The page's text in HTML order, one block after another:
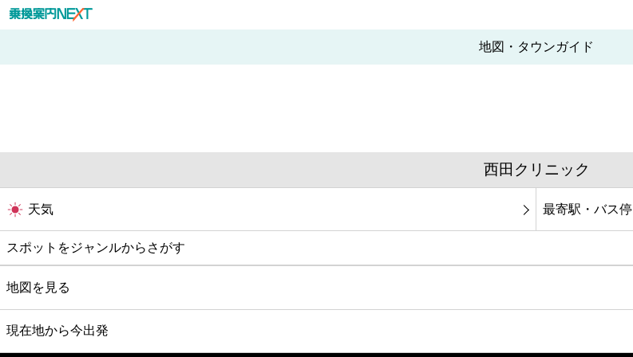
地図・タウンガイド
西田クリニック
天気 最寄駅・バス停
スポットをジャンルからさがす
グルメ
映画
地図を見る
現在地から今出発